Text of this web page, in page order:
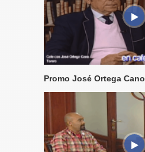
Promo José Ortega Cano